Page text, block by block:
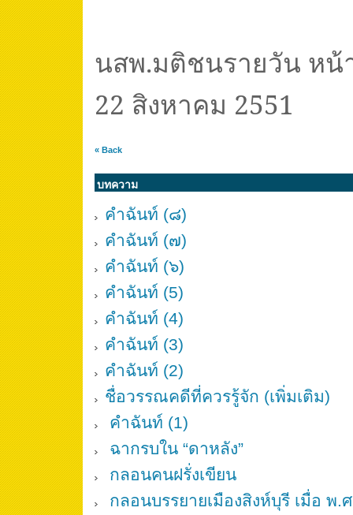
นสพ.มติชนรายวัน หน้
22 สิงหาคม 2551
« Back
บทความ
คำฉันท์ (๘)
คำฉันท์ (๗)
คำฉันท์ (๖)
คำฉันท์ (5)
คำฉันท์ (4)
คำฉันท์ (3)
คำฉันท์ (2)
ชื่อวรรณคดีที่ควรรู้จัก (เพิ่มเติม)
คำฉันท์ (1)
ฉากรบใน “ดาหลัง”
กลอนคนฝรั่งเขียน
กลอนบรรยายเมืองสิงห์บุรี เมื่อ พ.